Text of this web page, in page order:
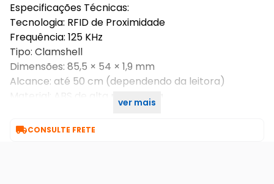
Especificações Técnicas:
Tecnologia: RFID de Proximidade
Frequência: 125 KHz
Tipo: Clamshell
Dimensões: 85,5 × 54 × 1,9 mm
Alcance: até 50 cm (dependendo da leitora)
Material: ABS de alta resistência
ver mais
CONSULTE FRETE